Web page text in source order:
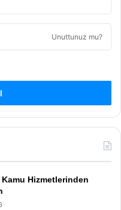
Unuttunuz mu?
Hizmetlerinden